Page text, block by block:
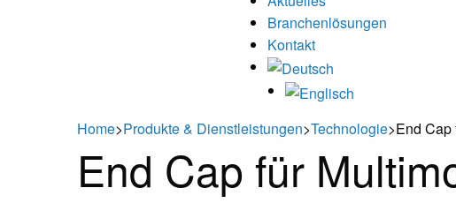
Branchenlösungen
Kontakt
Home>Produkte & Dienstleistungen>Technologie>End Cap
End Cap für